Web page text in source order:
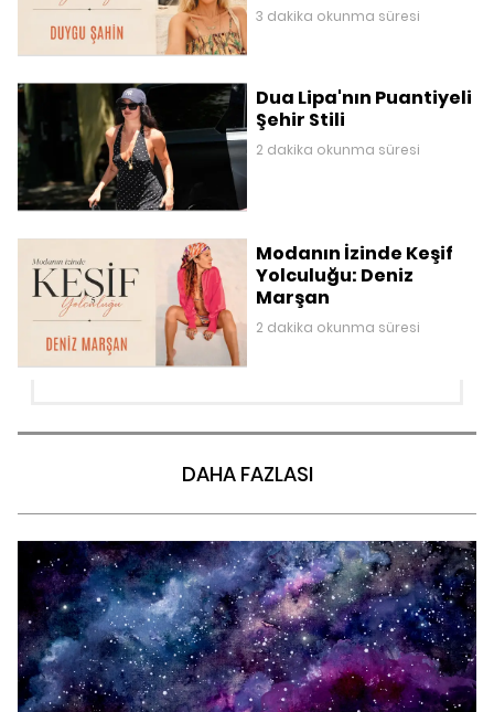
3 dakika okunma süresi
Dua Lipa'nın Puantiyeli
Şehir Stili
2 dakika okunma süresi
Modanın İzinde Keşif
Yolculuğu: Deniz
Marşan
2 dakika okunma süresi
DAHA FAZLASI